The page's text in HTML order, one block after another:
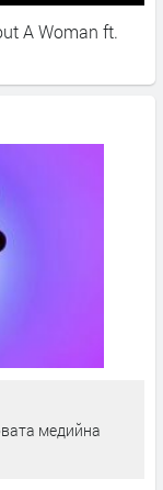
A Woman ft.
медийна